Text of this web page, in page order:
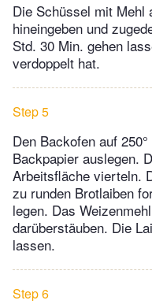
Die Schüssel mit Mehl
hineingeben und
Std. 30 Min. gehen
verdoppelt hat.
Step 5
Den Backofen auf
Backpapier auslegen.
Arbeitsfläche vierteln.
zu runden Brotlaiben
legen. Das
darüberstäuben. Die
lassen.
Step 6